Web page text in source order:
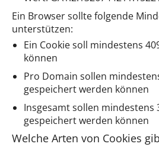
Ein Browser sollte folgende
unterstützen:
Ein Cookie soll mindestens
können
Pro Domain sollen
gespeichert werden können
Insgesamt sollen mindestens
gespeichert werden können
Welche Arten von Cookies